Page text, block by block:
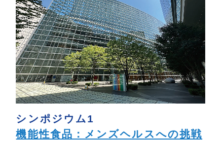
シンポジウム1
機能性食品：メンズヘルスへの挑戦